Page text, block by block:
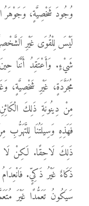
وُجُودَ شَخْصِيَّةٍ، وَجَوْهَرُ
لَيْسَ لِلْقُوَى غَيْرِ
شَيْءٍ. وَأَعْتَقِدُ أَنَّنَا
مُجَرَّدَةٍ، غَيْرِ شَخْصِيَّةٍ،
مِنْ دِينُونَةِ ذَلِكَ
فَهَذِهِ وَسِيلَتُنَا لِلتَّهَرُّبِ
ذَلِكَ لَاحِقًا. لَكِنْ لَا
ذَكَاءٌ غَيْرُ ذَكِيٍّ.
سَيَكُونُ تَعَمُّدًا غَيْرَ